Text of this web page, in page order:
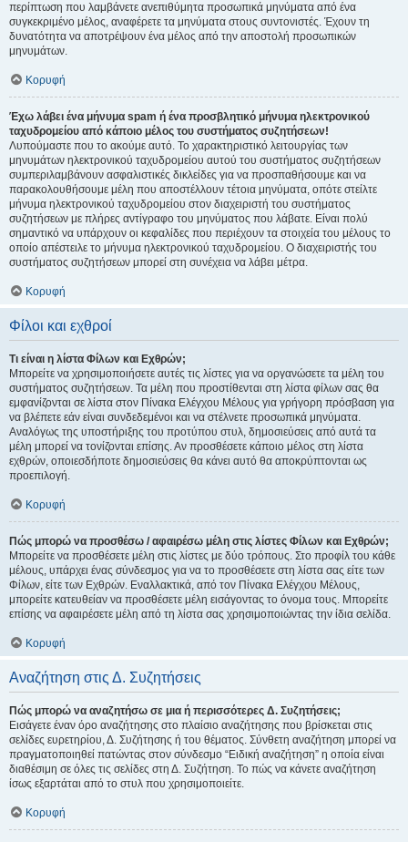
περίπτωση που λαμβάνετε ανεπιθύμητα προσωπικά μηνύματα από ένα
συγκεκριμένο μέλος, αναφέρετε τα μηνύματα στους συντονιστές. Έχουν τη
δυνατότητα να αποτρέψουν ένα μέλος από την αποστολή προσωπικών
μηνυμάτων.
Κορυφή
Έχω λάβει ένα μήνυμα spam ή ένα προσβλητικό μήνυμα ηλεκτρονικού
ταχυδρομείου από κάποιο μέλος του συστήματος συζητήσεων!
Λυπούμαστε που το ακούμε αυτό. Το χαρακτηριστικό λειτουργίας των
μηνυμάτων ηλεκτρονικού ταχυδρομείου αυτού του συστήματος συζητήσεων
συμπεριλαμβάνουν ασφαλιστικές δικλείδες για να προσπαθήσουμε και να
παρακολουθήσουμε μέλη που αποστέλλουν τέτοια μηνύματα, οπότε στείλτε
μήνυμα ηλεκτρονικού ταχυδρομείου στον διαχειριστή του συστήματος
συζητήσεων με πλήρες αντίγραφο του μηνύματος που λάβατε. Είναι πολύ
σημαντικό να υπάρχουν οι κεφαλίδες που περιέχουν τα στοιχεία του μέλους το
οποίο απέστειλε το μήνυμα ηλεκτρονικού ταχυδρομείου. Ο διαχειριστής του
συστήματος συζητήσεων μπορεί στη συνέχεια να λάβει μέτρα.
Κορυφή
Φίλοι και εχθροί
Τι είναι η λίστα Φίλων και Εχθρών;
Μπορείτε να χρησιμοποιήσετε αυτές τις λίστες για να οργανώσετε τα μέλη του
συστήματος συζητήσεων. Τα μέλη που προστίθενται στη λίστα φίλων σας θα
εμφανίζονται σε λίστα στον Πίνακα Ελέγχου Μέλους για γρήγορη πρόσβαση για
να βλέπετε εάν είναι συνδεδεμένοι και να στέλνετε προσωπικά μηνύματα.
Αναλόγως της υποστήριξης του προτύπου στυλ, δημοσιεύσεις από αυτά τα
μέλη μπορεί να τονίζονται επίσης. Αν προσθέσετε κάποιο μέλος στη λίστα
εχθρών, οποιεσδήποτε δημοσιεύσεις θα κάνει αυτό θα αποκρύπτονται ως
προεπιλογή.
Κορυφή
Πώς μπορώ να προσθέσω / αφαιρέσω μέλη στις λίστες Φίλων και Εχθρών;
Μπορείτε να προσθέσετε μέλη στις λίστες με δύο τρόπους. Στο προφίλ του κάθε
μέλους, υπάρχει ένας σύνδεσμος για να το προσθέσετε στη λίστα σας είτε των
Φίλων, είτε των Εχθρών. Εναλλακτικά, από τον Πίνακα Ελέγχου Μέλους,
μπορείτε κατευθείαν να προσθέσετε μέλη εισάγοντας το όνομα τους. Μπορείτε
επίσης να αφαιρέσετε μέλη από τη λίστα σας χρησιμοποιώντας την ίδια σελίδα.
Κορυφή
Αναζήτηση στις Δ. Συζητήσεις
Πώς μπορώ να αναζητήσω σε μια ή περισσότερες Δ. Συζητήσεις;
Εισάγετε έναν όρο αναζήτησης στο πλαίσιο αναζήτησης που βρίσκεται στις
σελίδες ευρετηρίου, Δ. Συζήτησης ή του θέματος. Σύνθετη αναζήτηση μπορεί να
πραγματοποιηθεί πατώντας στον σύνδεσμο “Ειδική αναζήτηση” η οποία είναι
διαθέσιμη σε όλες τις σελίδες στη Δ. Συζήτηση. Το πώς να κάνετε αναζήτηση
ίσως εξαρτάται από το στυλ που χρησιμοποιείτε.
Κορυφή